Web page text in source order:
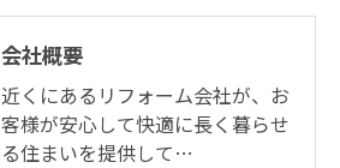
会社概要
近くにあるリフォーム会社が、お
客様が安心して快適に長く暮らせ
る住まいを提供して…